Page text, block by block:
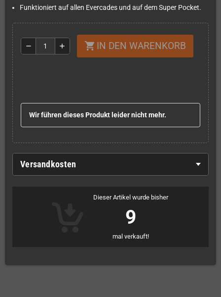
Funktioniert auf allen Evercades und auf dem Super Pocket.
remove add shopping_cart IN DEN WARENKORB
Wir führen dieses Produkt leider nicht mehr.
Versandkosten
Dieser Artikel wurde bisher
9
mal verkauft!